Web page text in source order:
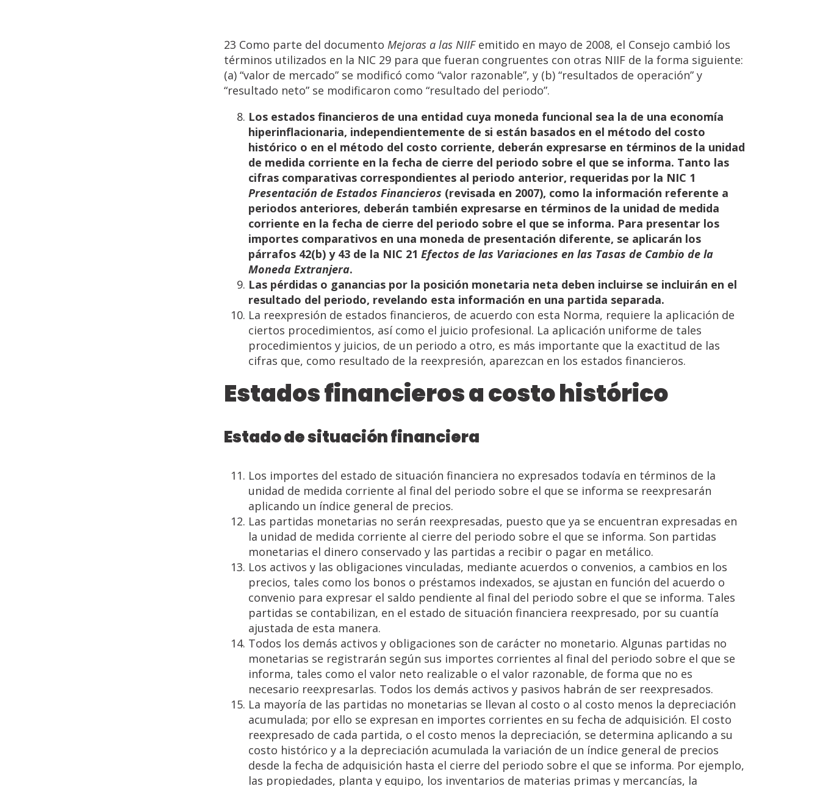
23 Como parte del documento Mejoras a las NIIF emitido en mayo de 2008, el Consejo cambió los
términos utilizados en la NIC 29 para que fueran congruentes con otras NIIF de la forma siguiente:
(a) “valor de mercado” se modificó como “valor razonable”, y (b) “resultados de operación” y
“resultado neto” se modificaron como “resultado del periodo”.
Los estados financieros de una entidad cuya moneda funcional sea la de una economía
hiperinflacionaria, independientemente de si están basados en el método del costo
histórico o en el método del costo corriente, deberán expresarse en términos de la unidad
de medida corriente en la fecha de cierre del periodo sobre el que se informa. Tanto las
cifras comparativas correspondientes al periodo anterior, requeridas por la NIC 1
Presentación de Estados Financieros (revisada en 2007), como la información referente a
periodos anteriores, deberán también expresarse en términos de la unidad de medida
corriente en la fecha de cierre del periodo sobre el que se informa. Para presentar los
importes comparativos en una moneda de presentación diferente, se aplicarán los
párrafos 42(b) y 43 de la NIC 21 Efectos de las Variaciones en las Tasas de Cambio de la
Moneda Extranjera.
Las pérdidas o ganancias por la posición monetaria neta deben incluirse se incluirán en el
resultado del periodo, revelando esta información en una partida separada.
La reexpresión de estados financieros, de acuerdo con esta Norma, requiere la aplicación de
ciertos procedimientos, así como el juicio profesional. La aplicación uniforme de tales
procedimientos y juicios, de un periodo a otro, es más importante que la exactitud de las
cifras que, como resultado de la reexpresión, aparezcan en los estados financieros.
Estadosfinancierosacostohistórico
Estadodesituaciónfinanciera
Los importes del estado de situación financiera no expresados todavía en términos de la
unidad de medida corriente al final del periodo sobre el que se informa se reexpresarán
aplicando un índice general de precios.
Las partidas monetarias no serán reexpresadas, puesto que ya se encuentran expresadas en
la unidad de medida corriente al cierre del periodo sobre el que se informa. Son partidas
monetarias el dinero conservado y las partidas a recibir o pagar en metálico.
Los activos y las obligaciones vinculadas, mediante acuerdos o convenios, a cambios en los
precios, tales como los bonos o préstamos indexados, se ajustan en función del acuerdo o
convenio para expresar el saldo pendiente al final del periodo sobre el que se informa. Tales
partidas se contabilizan, en el estado de situación financiera reexpresado, por su cuantía
ajustada de esta manera.
Todos los demás activos y obligaciones son de carácter no monetario. Algunas partidas no
monetarias se registrarán según sus importes corrientes al final del periodo sobre el que se
informa, tales como el valor neto realizable o el valor razonable, de forma que no es
necesario reexpresarlas. Todos los demás activos y pasivos habrán de ser reexpresados.
La mayoría de las partidas no monetarias se llevan al costo o al costo menos la depreciación
acumulada; por ello se expresan en importes corrientes en su fecha de adquisición. El costo
reexpresado de cada partida, o el costo menos la depreciación, se determina aplicando a su
costo histórico y a la depreciación acumulada la variación de un índice general de precios
desde la fecha de adquisición hasta el cierre del periodo sobre el que se informa. Por ejemplo,
las propiedades, planta y equipo, los inventarios de materias primas y mercancías, la